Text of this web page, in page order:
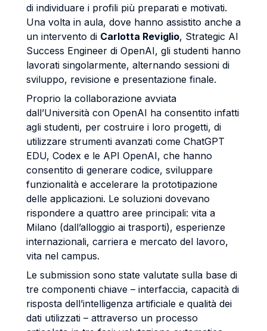
di individuare i profili più preparati e motivati.
Una volta in aula, dove hanno assistito anche a
un intervento di Carlotta Reviglio, Strategic AI
Success Engineer di OpenAI, gli studenti hanno
lavorati singolarmente, alternando sessioni di
sviluppo, revisione e presentazione finale.
Proprio la collaborazione avviata
dall’Università con OpenAI ha consentito infatti
agli studenti, per costruire i loro progetti, di
utilizzare strumenti avanzati come ChatGPT
EDU, Codex e le API OpenAI, che hanno
consentito di generare codice, sviluppare
funzionalità e accelerare la prototipazione
delle applicazioni. Le soluzioni dovevano
rispondere a quattro aree principali: vita a
Milano (dall’alloggio ai trasporti), esperienze
internazionali, carriera e mercato del lavoro,
vita nel campus.
Le submission sono state valutate sulla base di
tre componenti chiave – interfaccia, capacità di
risposta dell’intelligenza artificiale e qualità dei
dati utilizzati – attraverso un processo